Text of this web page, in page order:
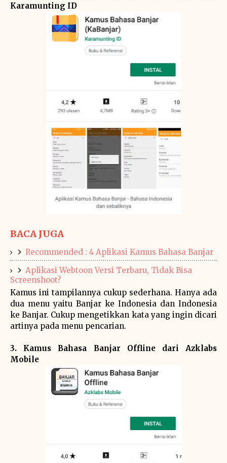
Karamunting ID
BACA JUGA
Recommended : 4 Aplikasi Kamus Bahasa Banjar
Aplikasi Webtoon Versi Terbaru, Tidak Bisa
Screenshoot?
Kamus ini tampilannya cukup sederhana. Hanya ada
dua menu yaitu Banjar ke Indonesia dan Indonesia
ke Banjar. Cukup mengetikkan kata yang ingin dicari
artinya pada menu pencarian.
3. Kamus Bahasa Banjar Offline dari Azklabs
Mobile